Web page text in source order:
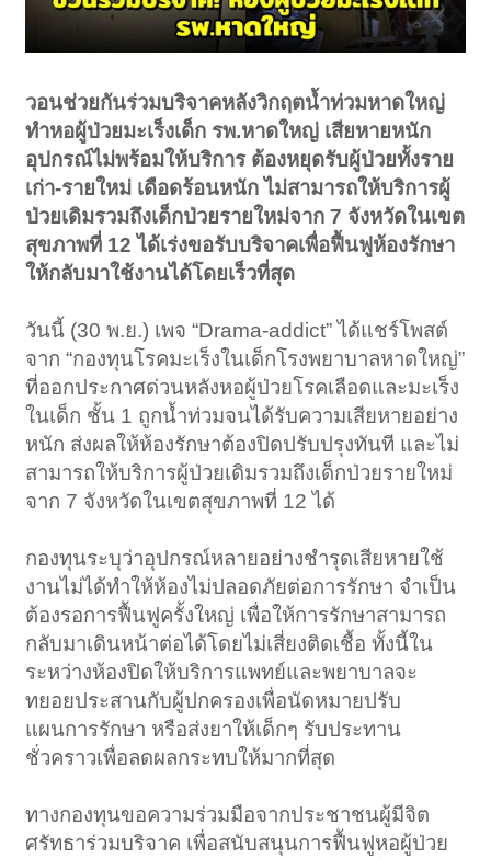
วอนช่วยกันร่วมบริจาคหลังวิกฤตน้ำท่วมหาดใหญ่
ทำหอผู้ป่วยมะเร็งเด็ก รพ.หาดใหญ่ เสียหายหนัก
อุปกรณ์ไม่พร้อมให้บริการ ต้องหยุดรับผู้ป่วยทั้งราย
เก่า-รายใหม่ เดือดร้อนหนัก ไม่สามารถให้บริการผู้
ป่วยเดิมรวมถึงเด็กป่วยรายใหม่จาก 7 จังหวัดในเขต
สุขภาพที่ 12 ได้เร่งขอรับบริจาคเพื่อฟื้นฟูห้องรักษา
ให้กลับมาใช้งานได้โดยเร็วที่สุด
วันนี้ (30 พ.ย.) เพจ “Drama-addict” ได้แชร์โพสต์
จาก “กองทุนโรคมะเร็งในเด็กโรงพยาบาลหาดใหญ่”
ที่ออกประกาศด่วนหลังหอผู้ป่วยโรคเลือดและมะเร็ง
ในเด็ก ชั้น 1 ถูกน้ำท่วมจนได้รับความเสียหายอย่าง
หนัก ส่งผลให้ห้องรักษาต้องปิดปรับปรุงทันที และไม่
สามารถให้บริการผู้ป่วยเดิมรวมถึงเด็กป่วยรายใหม่
จาก 7 จังหวัดในเขตสุขภาพที่ 12 ได้
กองทุนระบุว่าอุปกรณ์หลายอย่างชำรุดเสียหายใช้
งานไม่ได้ทำให้ห้องไม่ปลอดภัยต่อการรักษา จำเป็น
ต้องรอการฟื้นฟูครั้งใหญ่ เพื่อให้การรักษาสามารถ
กลับมาเดินหน้าต่อได้โดยไม่เสี่ยงติดเชื้อ ทั้งนี้ใน
ระหว่างห้องปิดให้บริการแพทย์และพยาบาลจะ
ทยอยประสานกับผู้ปกครองเพื่อนัดหมายปรับ
แผนการรักษา หรือส่งยาให้เด็กๆ รับประทาน
ชั่วคราวเพื่อลดผลกระทบให้มากที่สุด
ทางกองทุนขอความร่วมมือจากประชาชนผู้มีจิต
ศรัทธาร่วมบริจาค เพื่อสนับสนุนการฟื้นฟูหอผู้ป่วย